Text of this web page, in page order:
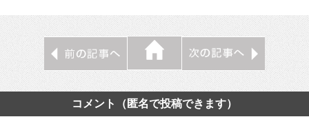
コメント（匿名で投稿できます）